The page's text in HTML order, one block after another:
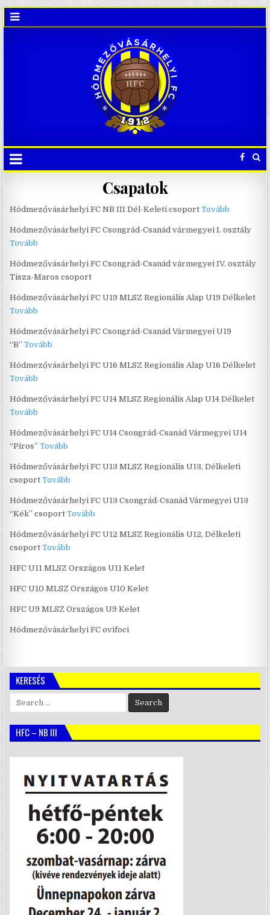
Csapatok
Hódmezővásárhelyi FC NB III Dél-Keleti csoportTovább
Hódmezővásárhelyi FC Csongrád-Csanád vármegyei I. osztály
Tovább
Hódmezővásárhelyi FC Csongrád-Csanád vármegyei IV. osztály
Tisza-Maros csoport
Hódmezővásárhelyi FC U19 MLSZ Regionális Alap U19 Délkelet
Tovább
Hódmezővásárhelyi FC Csongrád-Csanád Vármegyei U19
“B”Tovább
Hódmezővásárhelyi FC U16 MLSZ Regionális Alap U16 Délkelet
Tovább
Hódmezővásárhelyi FC U14 MLSZ Regionális Alap U14 Délkelet
Tovább
Hódmezővásárhelyi FC U14 Csongrád-Csanád Vármegyei U14
“Piros”Tovább
Hódmezővásárhelyi FC U13 MLSZ Regionális U13, Délkeleti
csoportTovább
Hódmezővásárhelyi FC U13 Csongrád-Csanád Vármegyei U13
“Kék” csoportTovább
Hódmezővásárhelyi FC U12 MLSZ Regionális U12, Délkeleti
csoportTovább
HFC U11 MLSZ Országos U11 Kelet
HFC U10 MLSZ Országos U10 Kelet
HFC U9 MLSZ Országos U9 Kelet
Hódmezővásárhelyi FC ovifoci
KERESÉS
Search
for:
HFC – NB III